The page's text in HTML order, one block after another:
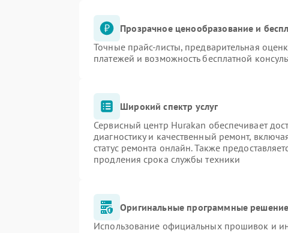
Прозрачное ценообразование и
Точные прайс-листы, предварительная
платежей и возможность бесплатной
Широкий спектр услуг
Сервисный центр Hurakan обеспечивает
диагностику и качественный ремонт,
статус ремонта онлайн. Также
продления срока службы техники
Оригинальные программные
Использование официальных прошивок и